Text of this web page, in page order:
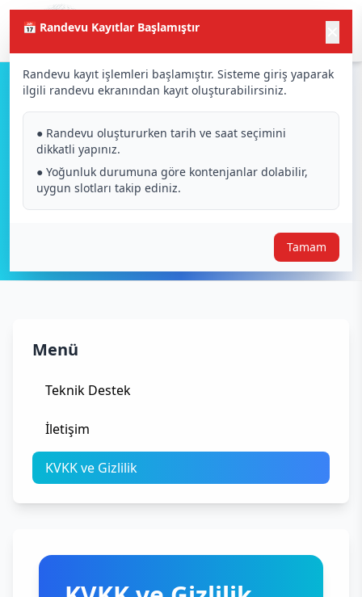
📅 Randevu Kayıtlar Başlamıştır
Randevu kayıt işlemleri başlamıştır. Sisteme giriş yaparak
ilgili randevu ekranından kayıt oluşturabilirsiniz.
● Randevu oluştururken tarih ve saat seçimini
dikkatli yapınız.
● Yoğunluk durumuna göre kontenjanlar dolabilir,
uygun slotları takip ediniz.
Tamam
KVKK ve Gizlilik
Menü
Teknik Destek
İletişim
KVKK ve Gizlilik